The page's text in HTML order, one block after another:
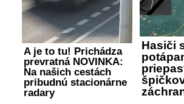
A je to tu! Prichádza
prevratná NOVINKA:
Na našich cestách
pribudnú stacionárne
radary
Hasiči